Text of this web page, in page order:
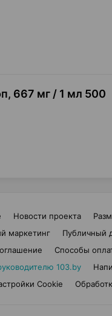
, 667 мг / 1 мл 500
Новости проекта
маркетинг
Публичный
Способы
103.by
Cookie